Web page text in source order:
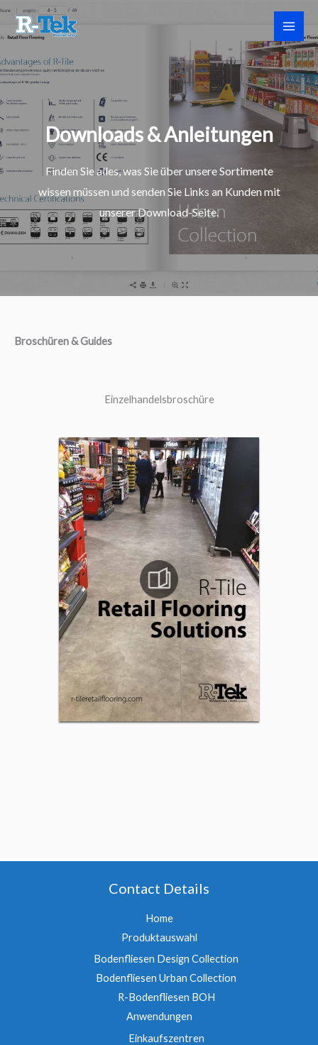
Zum
Inhalt
Downloads & Anleitungen
Finden Sie alles, was Sie über unsere Sortimente
wissen müssen und senden Sie Links an Kunden mit
unserer Download-Seite.
Broschüren & Guides
Einzelhandelsbroschüre
Contact Details
Home
Produktauswahl
Bodenfliesen Design Collection
Bodenfliesen Urban Collection
R-Bodenfliesen BOH
Anwendungen
Einkaufszentren